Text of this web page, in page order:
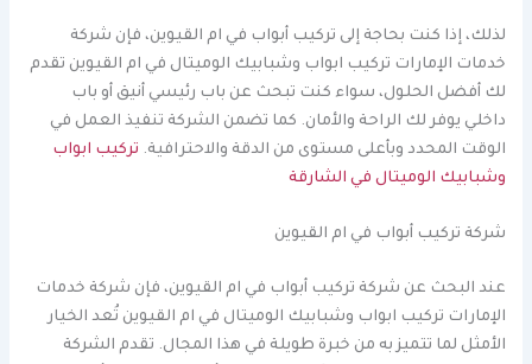
لذلك، إذا كنت بحاجة إلى تركيب أبواب في ام القيوين، فإن شركة
خدمات الإمارات تركيب ابواب وشبابيك الوميتال في ام القيوين تقدم
لك أفضل الحلول، سواء كنت تبحث عن باب رئيسي أنيق أو باب
داخلي يوفر لك الراحة والأمان. كما تضمن الشركة تنفيذ العمل في
الوقت المحدد وبأعلى مستوى من الدقة والاحترافية. تركيب ابواب
وشبابيك الوميتال في الشارقة
شركة تركيب أبواب في ام القيوين
عند البحث عن شركة تركيب أبواب في ام القيوين، فإن شركة خدمات
الإمارات تركيب ابواب وشبابيك الوميتال في ام القيوين تُعد الخيار
الأمثل لما تتميز به من خبرة طويلة في هذا المجال. تقدم الشركة